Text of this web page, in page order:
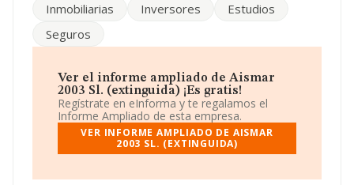
y/o exportación.
La empresa española
CIF B50969617, está situada en Avenida Juan Carlos I
En base a la información de la que dispone INFORMA
sobre 231.218 compañías, en el ámbito nacional la
facturación alcanza la cifra de 29.817 millones de euros
y se estima que el promedio de la facturación entre
todas las empresas es de 128 mil euros. Teniendo en
cuenta la información sobre Zaragoza, en la base de
501 millones de euros. Para aportar ulterior información
Inmobiliarias Inversores
Estudios
Seguros
Ver el informe ampliado de Aismar
2003 Sl. (extinguida) ¡Es gratis!
Regístrate en eInforma y te regalamos el
Informe Ampliado de esta empresa.
VER INFORME AMPLIADO DE AISMAR
2003 SL. (EXTINGUIDA)